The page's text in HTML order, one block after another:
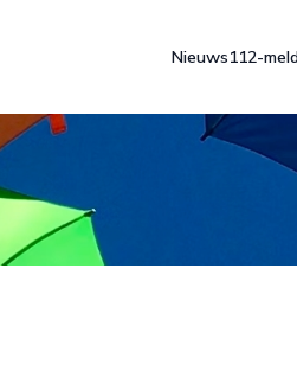
Nieuws112-